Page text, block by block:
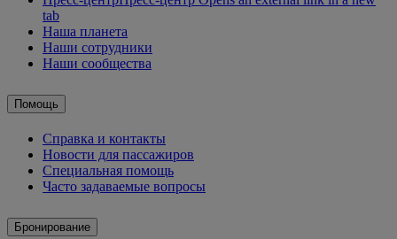
tab
Наша планета
Наши сотрудники
Наши сообщества
Помощь
Справка и контакты
Новости для пассажиров
Специальная помощь
Часто задаваемые вопросы
Бронирование